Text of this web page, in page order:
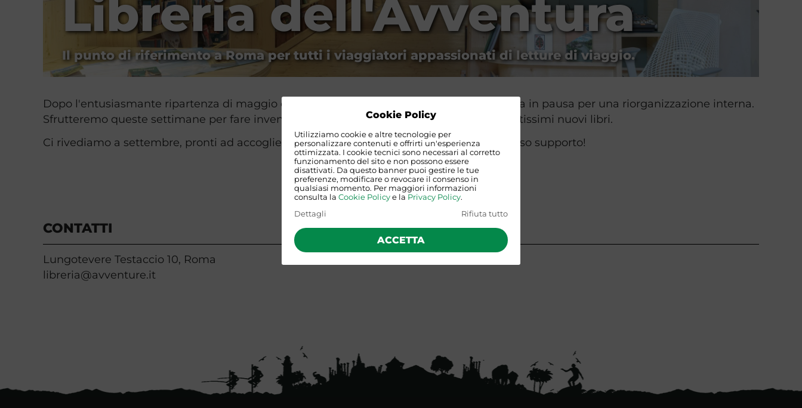
Cookie Policy
Utilizziamo cookie e altre tecnologie per
personalizzare contenuti e offrirti un'esperienza
ottimizzata. I cookie tecnici sono necessari al corretto
funzionamento del sito e non possono essere
disattivati. Da questo banner puoi gestire le tue
preferenze, modificare o revocare il consenso in
qualsiasi momento. Per maggiori informazioni
consulta la Cookie Policye la Privacy Policy.
Dettagli
Rifiuta tutto
ACCETTA
Libreria dell'Avventura
Il punto di riferimento a Roma per tutti i viaggiatori appassionati di letture di viaggio.
Dopo l'entusiasmante ripartenza di maggio dedicata ai primi eventi culturali, la libreria va in pausa per una riorganizzazione interna.
Sfrutteremo queste settimane per fare inventario, rinnovare l'allestimento e ordinare tantissimi nuovi libri.
Ci rivediamo a settembre, pronti ad accogliervi a pieno regime. Grazie per il vostro caloroso supporto!
Vedi tutti gli eventi
CONTATTI
Lungotevere Testaccio 10, Roma
libreria@avventure.it